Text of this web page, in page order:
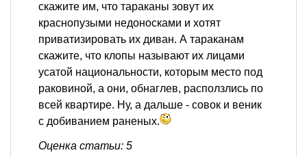
скажите им, что тараканы зовут их
краснопузыми недоносками и хотят
приватизировать их диван. А тараканам
скажите, что клопы называют их лицами
усатой национальности, которым место под
раковиной, а они, обнаглев, расползлись по
всей квартире. Ну, а дальше - совок и веник
с добиванием раненых.
Оценка статьи: 5